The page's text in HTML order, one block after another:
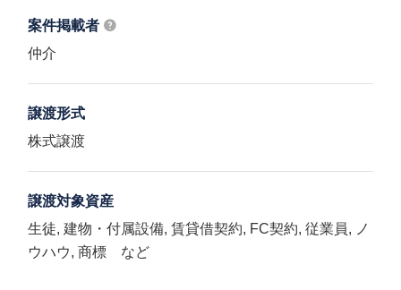
案件掲載者
仲介
譲渡形式
株式譲渡
譲渡対象資産
生徒, 建物・付属設備, 賃貸借契約, FC契約, 従業員, ノ
ウハウ, 商標 など